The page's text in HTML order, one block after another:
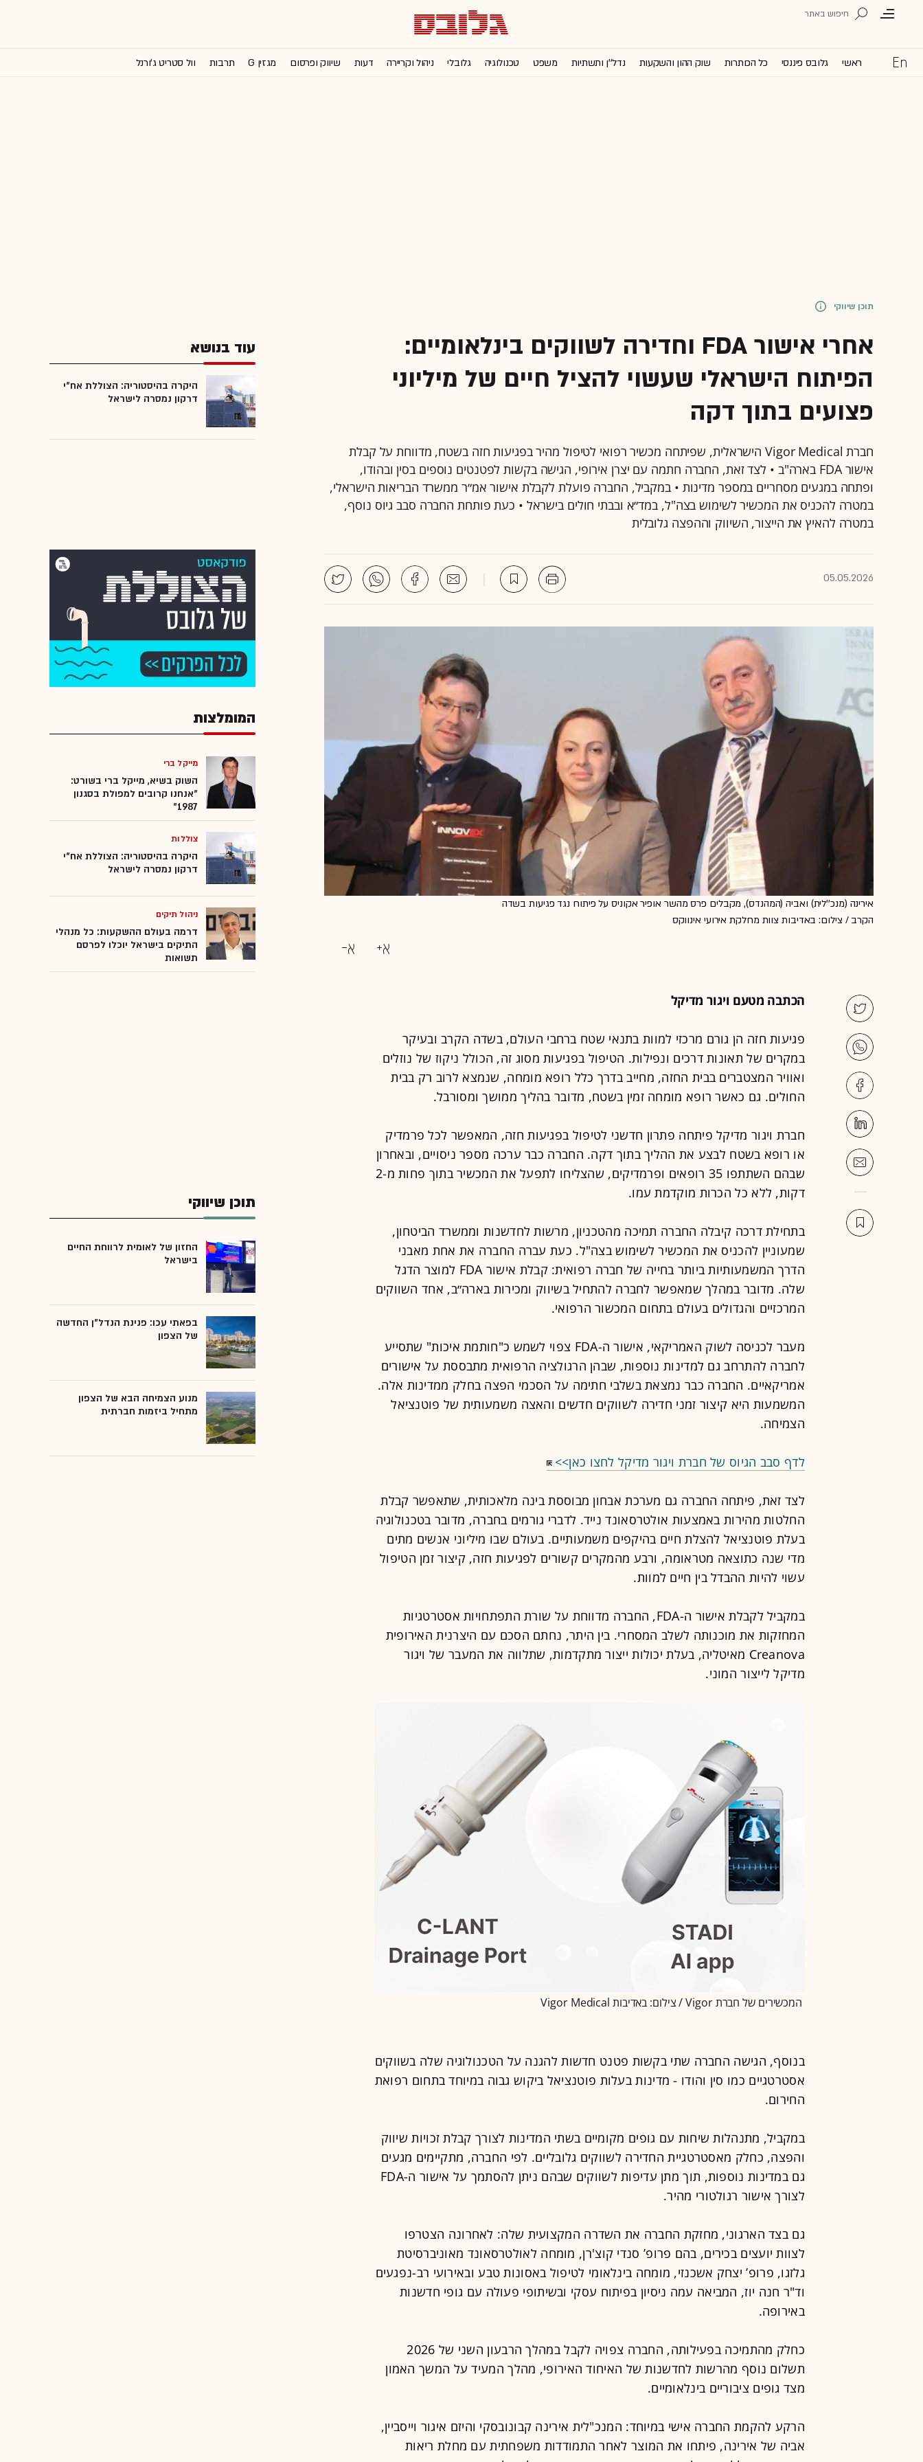
ראשי גלובס פיננסי כל הכותרות שוק ההון והשקעות נדל''ן ותשתיות משפט טכנולוגיה גלובלי ניהול וקריירה דעות שיווק ופרסום מגזין G תרבות וול סטריט ג'ורנל
תוכן שיווקי
אחרי אישור FDA וחדירה לשווקים בינלאומיים:
הפיתוח הישראלי שעשוי להציל חיים של מיליוני
פצועים בתוך דקה
חברת Vigor Medical הישראלית, שפיתחה מכשיר רפואי לטיפול מהיר בפגיעות חזה בשטח, מדווחת על קבלת
אישור FDA בארה"ב • לצד זאת, החברה חתמה עם יצרן אירופי, הגישה בקשות לפטנטים נוספים בסין ובהודו,
ופתחה במגעים מסחריים במספר מדינות • במקביל, החברה פועלת לקבלת אישור אמ״ר ממשרד הבריאות הישראלי,
במטרה להכניס את המכשיר לשימוש בצה"ל, במד״א ובבתי חולים בישראל • כעת פותחת החברה סבב גיוס נוסף,
במטרה להאיץ את הייצור, השיווק וההפצה גלובלית
05.05.2026
אירינה (מנכ''לית) ואביה (המהנדס), מקבלים פרס מהשר אופיר אקוניס על פיתוח נגד פגיעות בשדה
הקרב / צילום: באדיבות צוות מחלקת אירועי אינווקס
הכתבה מטעם ויגור מדיקל
פגיעות חזה הן גורם מרכזי למוות בתנאי שטח ברחבי העולם, בשדה הקרב ובעיקר
במקרים של תאונות דרכים ונפילות. הטיפול בפגיעות מסוג זה, הכולל ניקוז של נוזלים
ואוויר המצטברים בבית החזה, מחייב בדרך כלל רופא מומחה, שנמצא לרוב רק בבית
החולים. גם כאשר רופא מומחה זמין בשטח, מדובר בהליך ממושך ומסורבל.
חברת ויגור מדיקל פיתחה פתרון חדשני לטיפול בפגיעות חזה, המאפשר לכל פרמדיק
או רופא בשטח לבצע את ההליך בתוך דקה. החברה כבר ערכה מספר ניסויים, ובאחרון
שבהם השתתפו 35 רופאים ופרמדיקים, שהצליחו לתפעל את המכשיר בתוך פחות מ-2
דקות, ללא כל הכרות מוקדמת עמו.
בתחילת דרכה קיבלה החברה תמיכה מהטכניון, מרשות לחדשנות וממשרד הביטחון,
שמעוניין להכניס את המכשיר לשימוש בצה"ל. כעת עברה החברה את אחת מאבני
הדרך המשמעותיות ביותר בחייה של חברה רפואית: קבלת אישור FDA למוצר הדגל
שלה. מדובר במהלך שמאפשר לחברה להתחיל בשיווק ומכירות בארה״ב, אחד השווקים
המרכזיים והגדולים בעולם בתחום המכשור הרפואי.
מעבר לכניסה לשוק האמריקאי, אישור ה-FDA צפוי לשמש כ"חותמת איכות" שתסייע
לחברה להתרחב גם למדינות נוספות, שבהן הרגולציה הרפואית מתבססת על אישורים
אמריקאיים. החברה כבר נמצאת בשלבי חתימה על הסכמי הפצה בחלק ממדינות אלה.
המשמעות היא קיצור זמני חדירה לשווקים חדשים והאצה משמעותית של פוטנציאל
הצמיחה.
לדף סבב הגיוס של חברת ויגור מדיקל לחצו כאן>>
לצד זאת, פיתחה החברה גם מערכת אבחון מבוססת בינה מלאכותית, שתאפשר קבלת
החלטות מהירות באמצעות אולטרסאונד נייד. לדברי גורמים בחברה, מדובר בטכנולוגיה
בעלת פוטנציאל להצלת חיים בהיקפים משמעותיים. בעולם שבו מיליוני אנשים מתים
מדי שנה כתוצאה מטראומה, ורבע מהמקרים קשורים לפגיעות חזה, קיצור זמן הטיפול
עשוי להיות ההבדל בין חיים למוות.
במקביל לקבלת אישור ה-FDA, החברה מדווחת על שורת התפתחויות אסטרטגיות
המחזקות את מוכנותה לשלב המסחרי. בין היתר, נחתם הסכם עם היצרנית האירופית
Creanova מאיטליה, בעלת יכולות ייצור מתקדמות, שתלווה את המעבר של ויגור
מדיקל לייצור המוני.
המכשירים של חברת Vigor / צילום: באדיבות Vigor Medical
בנוסף, הגישה החברה שתי בקשות פטנט חדשות להגנה על הטכנולוגיה שלה בשווקים
אסטרטגיים כמו סין והודו - מדינות בעלות פוטנציאל ביקוש גבוה במיוחד בתחום רפואת
החירום.
במקביל, מתנהלות שיחות עם גופים מקומיים בשתי המדינות לצורך קבלת זכויות שיווק
והפצה, כחלק מאסטרטגיית החדירה לשווקים גלובליים. לפי החברה, מתקיימים מגעים
גם במדינות נוספות, תוך מתן עדיפות לשווקים שבהם ניתן להסתמך על אישור ה-FDA
לצורך אישור רגולטורי מהיר.
גם בצד הארגוני, מחזקת החברה את השדרה המקצועית שלה: לאחרונה הצטרפו
לצוות יועצים בכירים, בהם פרופ’ סנדי קוצ'רן, מומחה לאולטרסאונד מאוניברסיטת
גלזגו, פרופ’ יצחק אשכנזי, מומחה בינלאומי לטיפול באסונות טבע ובאירועי רב-נפגעים
וד"ר חנה יוז, המביאה עמה ניסיון בפיתוח עסקי ובשיתופי פעולה עם גופי חדשנות
באירופה.
כחלק מהתמיכה בפעילותה, החברה צפויה לקבל במהלך הרבעון השני של 2026
תשלום נוסף מהרשות לחדשנות של האיחוד האירופי, מהלך המעיד על המשך האמון
מצד גופים ציבוריים בינלאומיים.
הרקע להקמת החברה אישי במיוחד: המנכ"לית אירינה קבונובסקי והיזם איגור וייסביין,
אביה של אירינה, פיתחו את המוצר לאחר התמודדות משפחתית עם מחלת ריאות
עוד בנושא
היקרה בהיסטוריה: הצוללת אח"י
דרקון נמסרה לישראל
המומלצות
מייקל ברי
השוק בשיא, מייקל ברי בשורט:
"אנחנו קרובים למפולת בסגנון
1987"
צוללות
היקרה בהיסטוריה: הצוללת אח"י
דרקון נמסרה לישראל
ניהול תיקים
דרמה בעולם ההשקעות: כל מנהלי
התיקים בישראל יוכלו לפרסם
תשואות
תוכן שיווקי
החזון של לאומית לרווחת החיים
בישראל
בפאתי עכו: פנינת הנדל"ן החדשה
של הצפון
מנוע הצמיחה הבא של הצפון
מתחיל ביזמות חברתית